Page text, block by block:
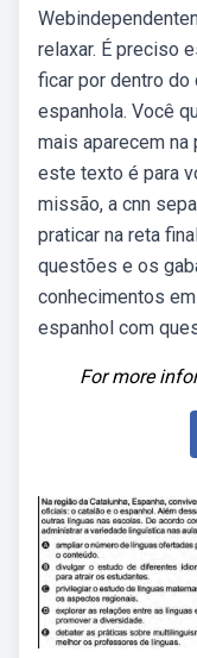
relaxar. É preciso
ficar por dentro do
espanhola. Você
mais aparecem na
este texto é para
missão, a cnn
praticar na reta
questões e os
conhecimentos
espanhol com
For more